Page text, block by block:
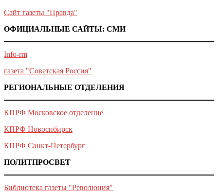
Сайт газеты "Правда"
ОФИЦИАЛЬНЫЕ САЙТЫ: СМИ
Info-rm
газета "Советская Россия"
РЕГИОНАЛЬНЫЕ ОТДЕЛЕНИЯ
КПРФ Московское отделение
КПРФ Новосибирск
КПРФ Санкт-Петербург
ПОЛИТПРОСВЕТ
Библиотека газеты "Революция"